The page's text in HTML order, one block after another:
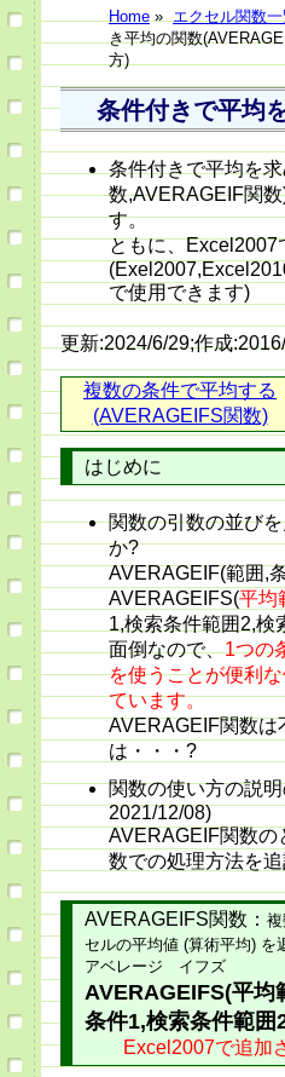
Home» エクセル関数
き平均の関数
方)
条件付きで平均
条件付きで平均を
数,AVERAGEIF関
す。
ともに、Excel2007
で使用できます)
更新:2024/6/29;作成
複数の条件で平均する
(AVERAGEIFS関数)
はじめに
関数の引数の並び
か?
AVERAGEIF(範囲,
AVERAGEIFS(平均
1,検索条件範囲2,検
面倒なので、1つの
を使うことが便利
ています。
AVERAGEIF関数は
は・・・?
関数の使い方の説
2021/12/08)
AVERAGEIF関数の
数での処理方法を追
AVERAGEIFS関数 ：
セルの平均値 (算術平均) を
アベレージ イフズ
AVERAGEIFS(平均
条件1,検索条件範囲
Excel2007で追加